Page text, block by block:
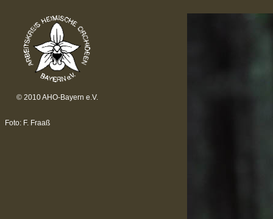
© 2010 AHO-Bayern e.V.
Foto: F. Fraaß